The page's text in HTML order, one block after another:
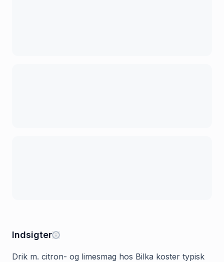
Indsigter
Drik m. citron- og limesmag hos Bilka koster typisk